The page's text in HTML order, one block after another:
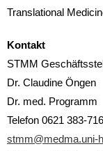
Translational
Kontakt
STMM
Dr. Claudine Öngen
Dr. med. Programm
Telefon 0621 383-
stmm@medma.uni-